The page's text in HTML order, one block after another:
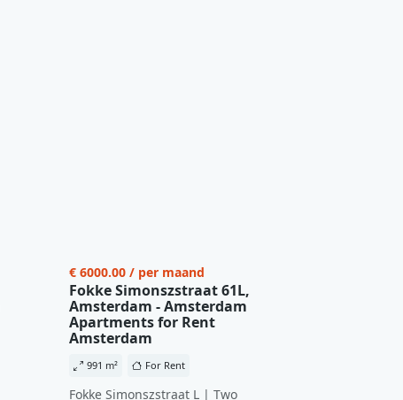
€ 6000.00 / per maand
Fokke Simonszstraat 61L,
Amsterdam - Amsterdam
Apartments for Rent
Amsterdam
991 m² For Rent
Fokke Simonszstraat L | Two